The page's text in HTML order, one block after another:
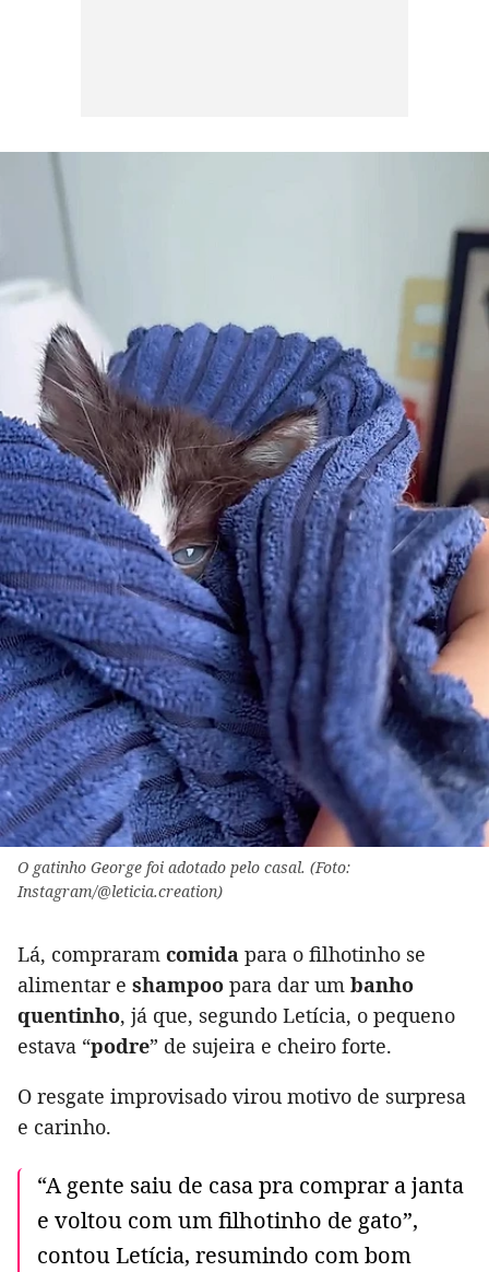
O gatinho George foi adotado pelo casal. (Foto:
Instagram/@leticia.creation)
Lá, compraram comida para o filhotinho se
alimentar e shampoo para dar um banho
quentinho, já que, segundo Letícia, o pequeno
estava “podre” de sujeira e cheiro forte.
O resgate improvisado virou motivo de surpresa
e carinho.
“A gente saiu de casa pra comprar a janta
e voltou com um filhotinho de gato”,
contou Letícia, resumindo com bom